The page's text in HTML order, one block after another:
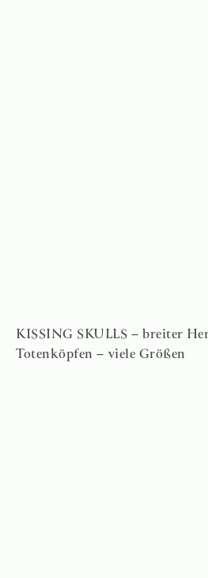
KISSING SKULLS – breiter
Totenköpfen – viele Größen